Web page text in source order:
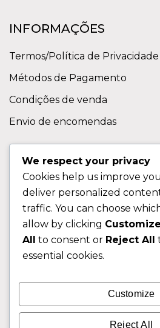
INFORMAÇÕES
Termos/Política de Privacidade
Métodos de Pagamento
Condições de venda
Envio de encomendas
Contactos
Sobre nos
FAQ (Perguntas Frequentes)
CLIENTE
Área do Cliente
Livro de Reclamações
We respect your privacy
Cookies help us improve
deliver personalized
traffic. You can choose
allow by clicking Customize
All to consent or Reject All
essential cookies.
Customize
Reject All